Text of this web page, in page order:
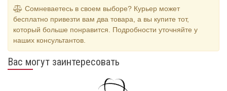
Сомневаетесь в своем выборе? Курьер может
бесплатно привезти вам два товара, а вы купите тот,
который больше понравится. Подробности уточняйте у
наших консультантов.
Вас могут заинтересовать